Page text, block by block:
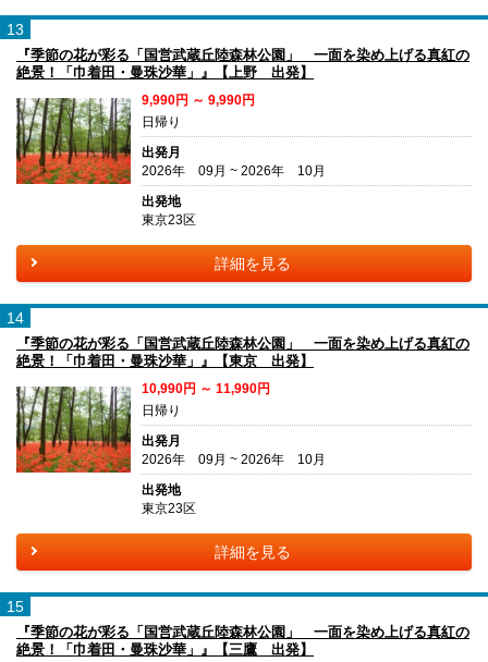
13
『季節の花が彩る「国営武蔵丘陸森林公園」 一面を染め上げる真紅の
絶景！「巾着田・曼珠沙華」』【上野 出発】
9,990円 ～ 9,990円
日帰り
出発月
2026年 09月 ~ 2026年 10月
出発地
東京23区
詳細を見る
14
『季節の花が彩る「国営武蔵丘陸森林公園」 一面を染め上げる真紅の
絶景！「巾着田・曼珠沙華」』【東京 出発】
10,990円 ～ 11,990円
日帰り
出発月
2026年 09月 ~ 2026年 10月
出発地
東京23区
詳細を見る
15
『季節の花が彩る「国営武蔵丘陸森林公園」 一面を染め上げる真紅の
絶景！「巾着田・曼珠沙華」』【三鷹 出発】